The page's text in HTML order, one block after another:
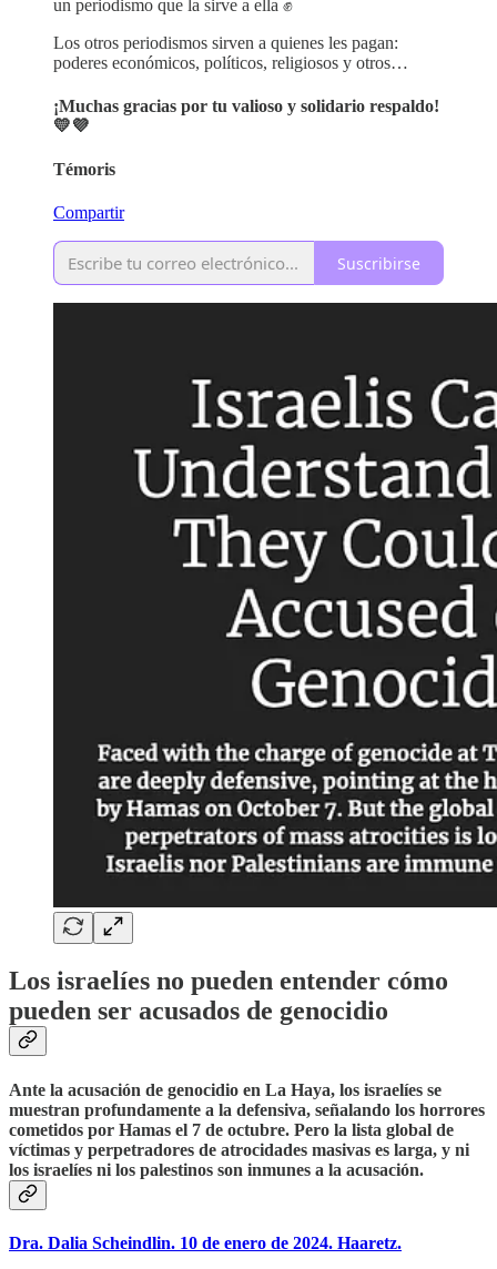
un periodismo que la sirve a ella ✊
Los otros periodismos sirven a quienes les pagan:
poderes económicos, políticos, religiosos y otros…
¡Muchas gracias por tu valioso y solidario respaldo!
💛💜
Témoris
Compartir
Suscribirse
Los israelíes no pueden entender cómo
pueden ser acusados de genocidio
Ante la acusación de genocidio en La Haya, los israelíes se
muestran profundamente a la defensiva, señalando los horrores
cometidos por Hamas el 7 de octubre. Pero la lista global de
víctimas y perpetradores de atrocidades masivas es larga, y ni
los israelíes ni los palestinos son inmunes a la acusación.
Dra. Dalia Scheindlin. 10 de enero de 2024. Haaretz.